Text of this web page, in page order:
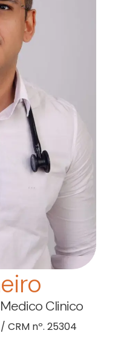
Clinico
CRM nº. 25304